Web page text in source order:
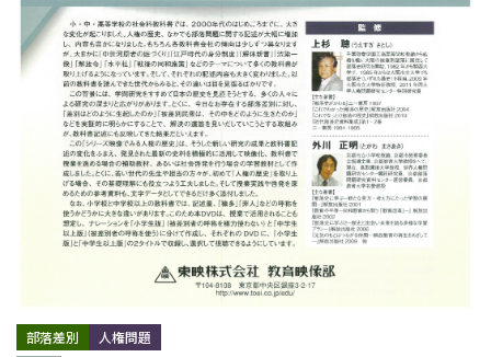
部落差別
人権問題